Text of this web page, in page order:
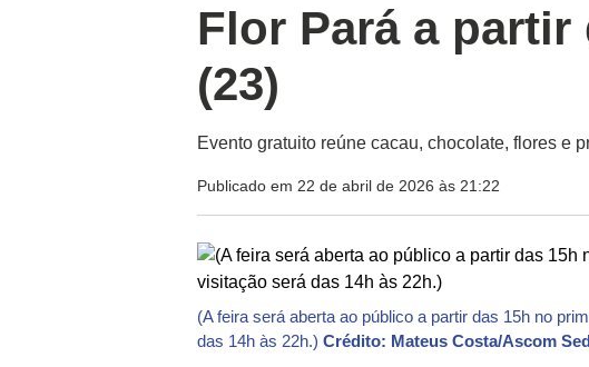
Flor Pará a
(23)
Evento gratuito reúne cacau, chocolate, flores e
Publicado em 22 de abril de 2026 às 21:22
(A feira será aberta ao público a partir das 15h no
das 14h às 22h.)Crédito: Mateus Costa/Ascom